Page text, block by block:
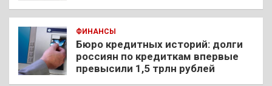
ФИНАНСЫ
Бюро кредитных историй: долги
россиян по кредиткам впервые
превысили 1,5 трлн рублей